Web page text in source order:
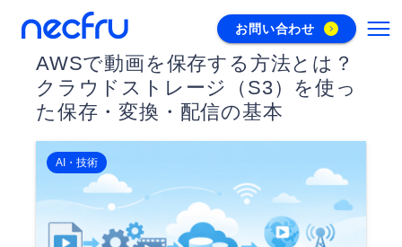
お問い合わせ
AWSで動画を保存する方法とは？
クラウドストレージ（S3）を使っ
た保存・変換・配信の基本
AI・技術